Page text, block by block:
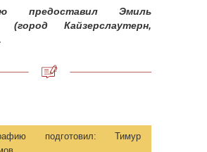
предоставил Эмиль
(город Кайзерслаутерн,
подготовил: Тимур